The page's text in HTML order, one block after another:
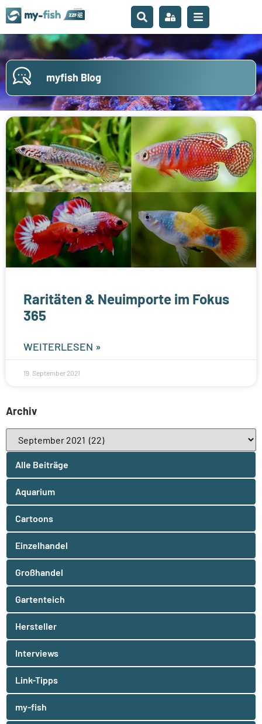
myfish Blog
Raritäten & Neuimporte im Fokus
365
WEITERLESEN »
19. September 2021
Archiv
Alle Beiträge
Aquarium
Cartoons
Einzelhandel
Großhandel
Gartenteich
Hersteller
Interviews
Link-Tipps
my-fish